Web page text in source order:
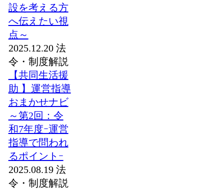
設を考える方
へ伝えたい視
点～
2025.12.20 法
令・制度解説
【共同生活援
助 】運営指導
おまかせナビ
～第2回：令
和7年度ｰ運営
指導で問われ
るポイントｰ
2025.08.19 法
令・制度解説